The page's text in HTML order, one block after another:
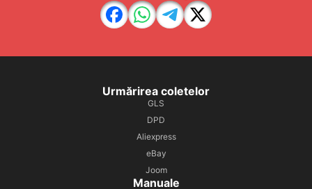
Urmărirea coletelor
GLS
DPD
Aliexpress
eBay
Joom
Manuale